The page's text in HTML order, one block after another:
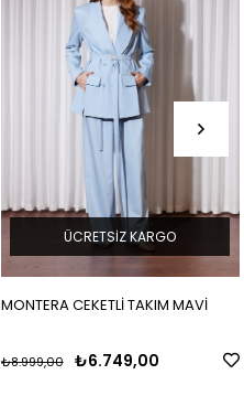
MONTERA CEKETLİ TAKIM MAVİ
₺6.749,00
₺8.999,00
ÜCRETSIZ KARGO